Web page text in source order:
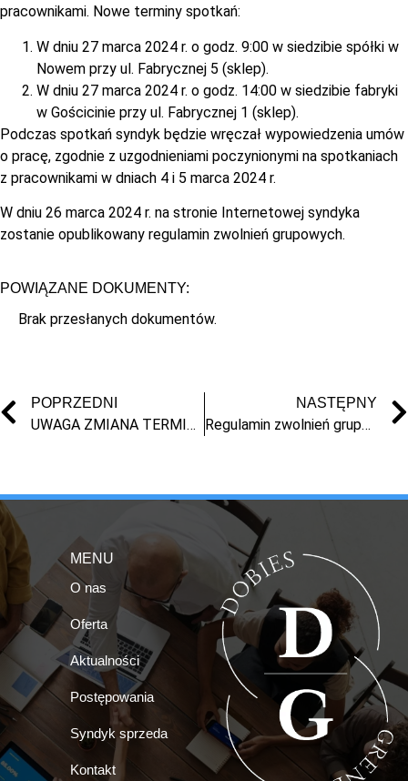
pracownikami. Nowe terminy spotkań:
W dniu 27 marca 2024 r. o godz. 9:00 w siedzibie spółki w
Nowem przy ul. Fabrycznej 5 (sklep).
W dniu 27 marca 2024 r. o godz. 14:00 w siedzibie fabryki
w Gościcinie przy ul. Fabrycznej 1 (sklep).
Podczas spotkań syndyk będzie wręczał wypowiedzenia umów
o pracę, zgodnie z uzgodnieniami poczynionymi na spotkaniach
z pracownikami w dniach 4 i 5 marca 2024 r.
W dniu 26 marca 2024 r. na stronie Internetowej syndyka
zostanie opublikowany regulamin zwolnień grupowych.
POWIĄZANE DOKUMENTY:
Brak przesłanych dokumentów.
POPRZEDNI
UWAGA ZMIANA TERMINU – ZAWIADOMIENIE PRACOWNIKÓW Pomorskiej Fabryki Mebli Sp. z o.o. w likwidacji w upadłości
NASTĘPNY
Regulamin zwolnień grupowych Pomorskiej Fabryki Mebli Sp. z o.o. w likwidacji w upadłości
MENU
O nas
Oferta
Aktualności
Postępowania
Syndyk sprzeda
Kontakt